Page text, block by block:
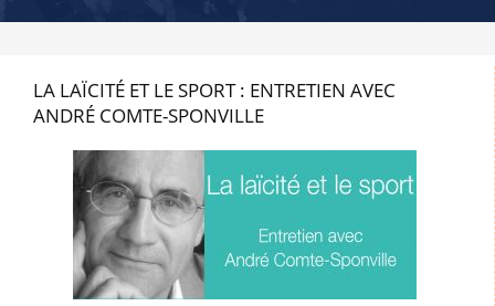
LA LAÏCITÉ ET LE SPORT : ENTRETIEN AVEC
ANDRÉ COMTE-SPONVILLE